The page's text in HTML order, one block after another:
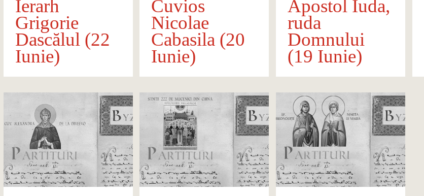
Ierarh
Grigorie
Dascălul (22
Iunie)
Cuvios
Nicolae
Cabasila (20
Iunie)
Apostol Iuda,
ruda
Domnului
(19 Iunie)